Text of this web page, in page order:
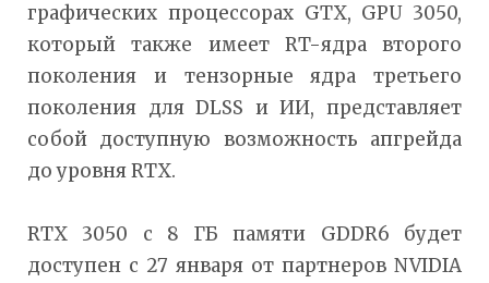
графических процессорах GTX, GPU 3050,
который также имеет RT-ядра второго
поколения и тензорные ядра третьего
поколения для DLSS и ИИ, представляет
собой доступную возможность апгрейда
до уровня RTX.
RTX 3050 с 8 ГБ памяти GDDR6 будет
доступен с 27 января от партнеров NVIDIA